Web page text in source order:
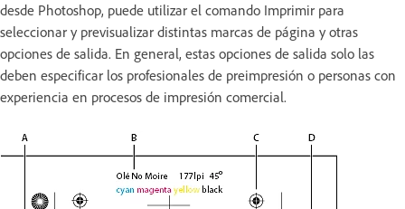
desde Photoshop, puede utilizar el comando Imprimir para
seleccionar y previsualizar distintas marcas de página y otras
opciones de salida. En general, estas opciones de salida solo las
deben especificar los profesionales de preimpresión o personas con
experiencia en procesos de impresión comercial.